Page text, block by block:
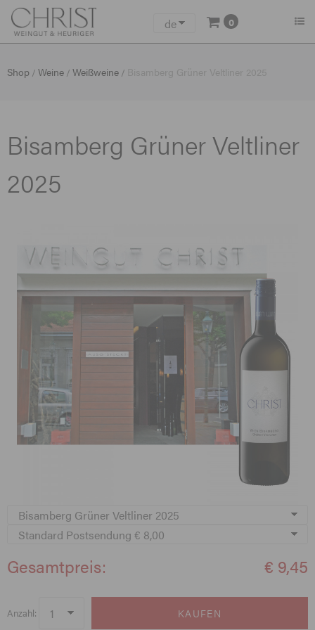
de 0
Shop / Weine / Weißweine / Bisamberg Grüner Veltliner 2025
Bisamberg Grüner Veltliner
2025
Gesamtpreis: € 9,45
Anzahl: